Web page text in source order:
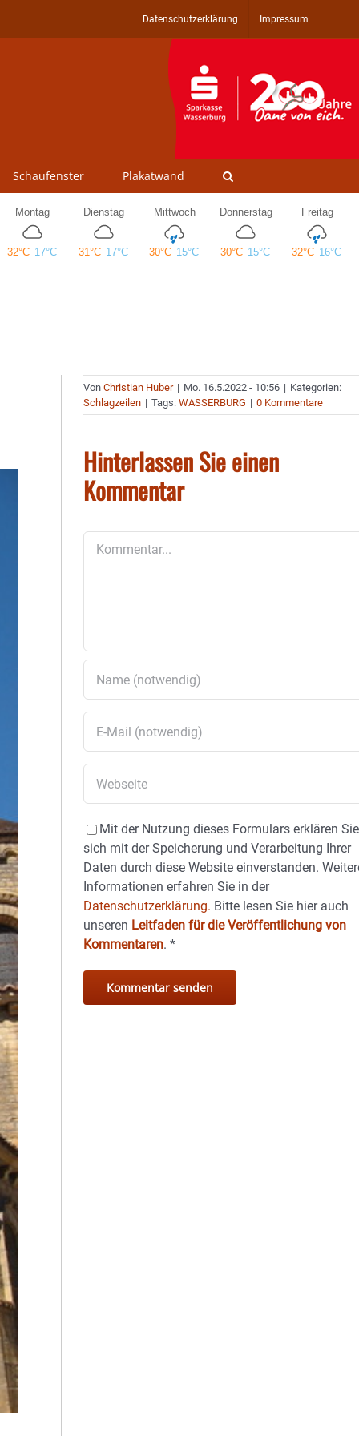
Datenschutzerklärung Impressum
Schaufenster Plakatwand
VonChristian Huber | Mo. 16.5.2022 - 10:56 | Kategorien:
Schlagzeilen | Tags:WASSERBURG | 0 Kommentare
Hinterlassen Sie einen
Kommentar
Mit der Nutzung dieses Formulars erklären Sie
sich mit der Speicherung und Verarbeitung Ihrer
Daten durch diese Website einverstanden.
Informationen erfahren Sie in der
Datenschutzerklärung. Bitte lesen Sie hier auch
unseren Leitfaden für die Veröffentlichung von
Kommentaren.*